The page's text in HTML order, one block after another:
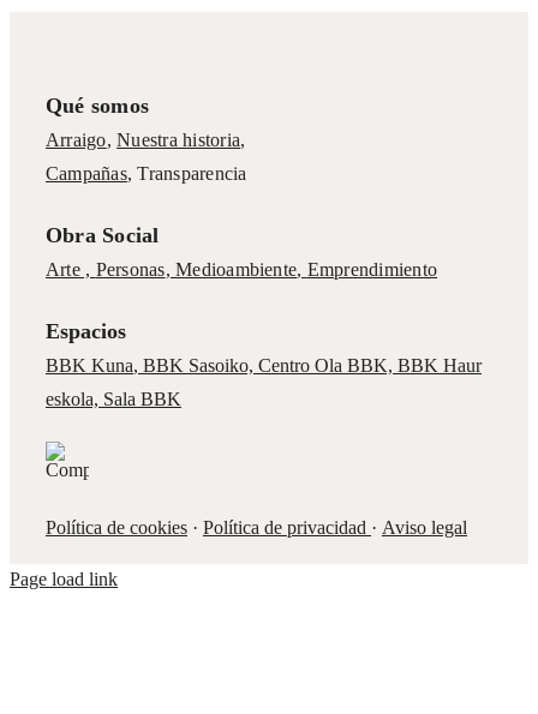
Qué somos
Arraigo,Nuestra historia,
Campañas, Transparencia
Obra Social
Arte , Personas,Medioambiente, Emprendimiento
Espacios
BBK Kuna, BBK Sasoiko, Centro Ola BBK, BBK Haur
eskola, Sala BBK
Política de cookies· Política de privacidad · Aviso legal
Page load link